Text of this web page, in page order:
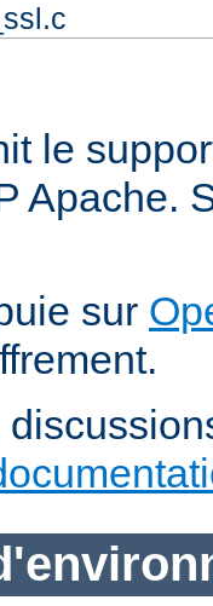
le
Apache.
sur